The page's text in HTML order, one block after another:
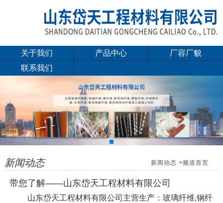
关于我们 产品中心
筋)
钢纤维
聚丙烯纤维
聚酯纤维
聚乙烯醇纤维
聚丙烯粗纤维
厂容厂貌
联系我们
新闻动态 新闻动态 >频道首页
带您了解——山东岱天工程材料有限公司
山东岱天工程材料有限公司主营生产：玻璃纤维,钢纤